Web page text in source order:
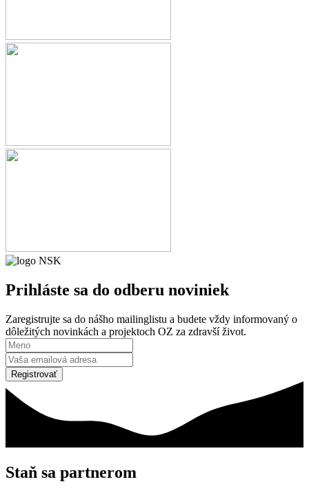
Prihláste sa do odberu noviniek
Zaregistrujte sa do nášho mailinglistu a budete vždy informovaný o
dôležitých novinkách a projektoch OZ za zdravší život.
Registrovať
Staň sa partnerom